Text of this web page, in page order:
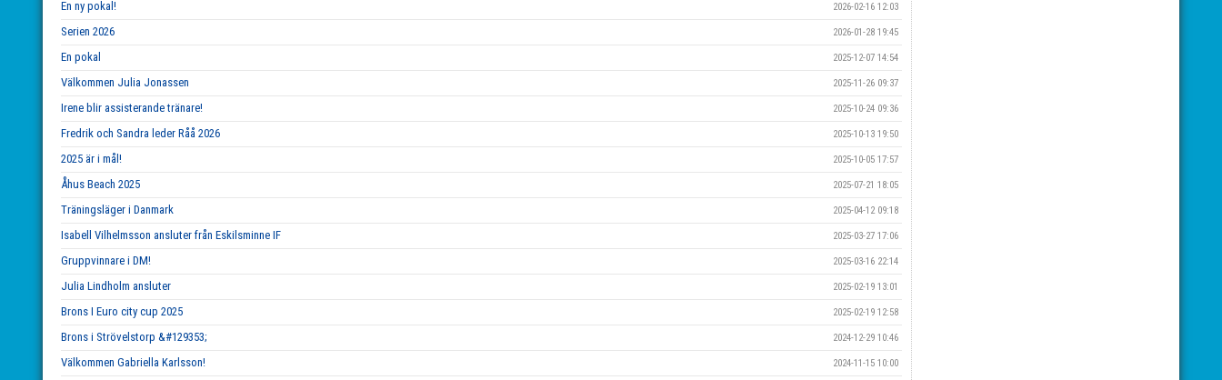
En ny pokal! 2026-02-16 12:03
Serien 2026 2026-01-28 19:45
En pokal 2025-12-07 14:54
Välkommen Julia Jonassen 2025-11-26 09:37
Irene blir assisterande tränare! 2025-10-24 09:36
Fredrik och Sandra leder Råå 2026 2025-10-13 19:50
2025 är i mål! 2025-10-05 17:57
Åhus Beach 2025 2025-07-21 18:05
Träningsläger i Danmark 2025-04-12 09:18
Isabell Vilhelmsson ansluter från Eskilsminne IF 2025-03-27 17:06
Gruppvinnare i DM! 2025-03-16 22:14
Julia Lindholm ansluter 2025-02-19 13:01
Brons I Euro city cup 2025 2025-02-19 12:58
Brons i Strövelstorp &#129353; 2024-12-29 10:46
Välkommen Gabriella Karlsson! 2024-11-15 10:00